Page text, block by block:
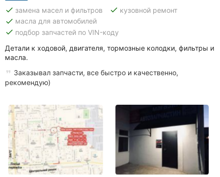
done замена масел и фильтров done кузовной ремонт
done масла для автомобилей
done подбор запчастей по VIN-коду
Детали к ходовой, двигателя, тормозные колодки, фильтры и
масла.
Заказывал запчасти, все быстро и качественно,
рекомендую)